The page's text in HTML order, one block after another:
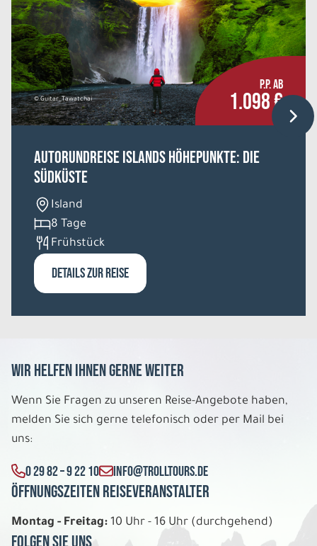
© Guitar_Tawatchai
P.P. AB
1.098 €
Autorundreise Islands Höhepunkte: Die
Südküste
Island
8 Tage
Frühstück
DETAILS ZUR REISE
Wir helfen Ihnen gerne weiter
Wenn Sie Fragen zu unseren Reise-Angebote haben,
melden Sie sich gerne telefonisch oder per Mail bei
uns:
0 29 82 – 9 22 10 INFO@TROLLTOURS.DE
Öffnungszeiten Reiseveranstalter
Montag - Freitag: 10 Uhr - 16 Uhr (durchgehend)